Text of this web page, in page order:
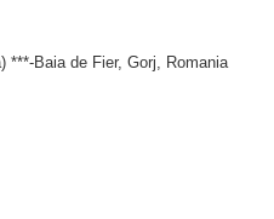
***-Baia de Fier, Gorj, Romania